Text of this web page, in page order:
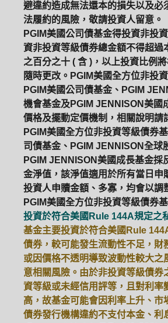
ETF 中國好時平衡
醫療生化 中國品牌
基金申購 策略成長
大中華
避違約造成無法還本的損失以及必
法履約的風險，敬請投資人留意。
PGIM美國公司債基金得投資非投
資非投資等級債券總金額不得超過
之百分之十 ( 含 )，以上投資比例
隨時更改。PGIM美國全方位非投
PGIM美國公司債基金、PGIM
機會基金及PGIM JENNISON美國
價格及擺動定價機制，相關說明請
PGIM美國全方位非投資等級債券
司債基金、PGIM JENNISON全球
PGIM JENNISON美國成長基金採
金淨值，該淨值適用於所有當日申
投資人申贖金額、多寡，均會以調
PGIM美國全方位非投資等級債券
投資於符合美國Rule 144A規定之
基金主要投資於符合美國Rule
債券，較可能發生流動性不足，財
或因價格不透明導致波動性較大之
意相關風險。由於非投資等級債券
資等級或未經信用評等，且對利率
高，故基金可能會因利率上升、市
債券發行機構違約不支付本金、利